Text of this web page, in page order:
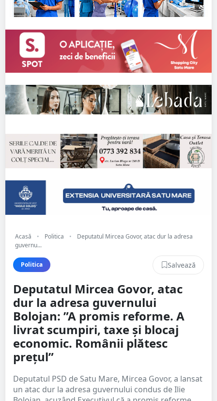
Acasă • Politica •
Deputatul Mircea Govor, atac dur la adresa
guvernu...
Politica Salvează
Deputatul Mircea Govor, atac
dur la adresa guvernului
Bolojan: ”A promis reforme. A
livrat scumpiri, taxe și blocaj
economic. Românii plătesc
prețul”
Deputatul PSD de Satu Mare, Mircea Govor, a lansat
un atac dur la adresa guvernului condus de Ilie